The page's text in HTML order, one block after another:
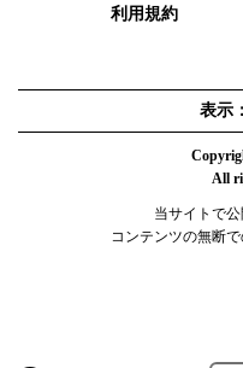
利用規約
表示
All
当サイトで
コンテンツの無断